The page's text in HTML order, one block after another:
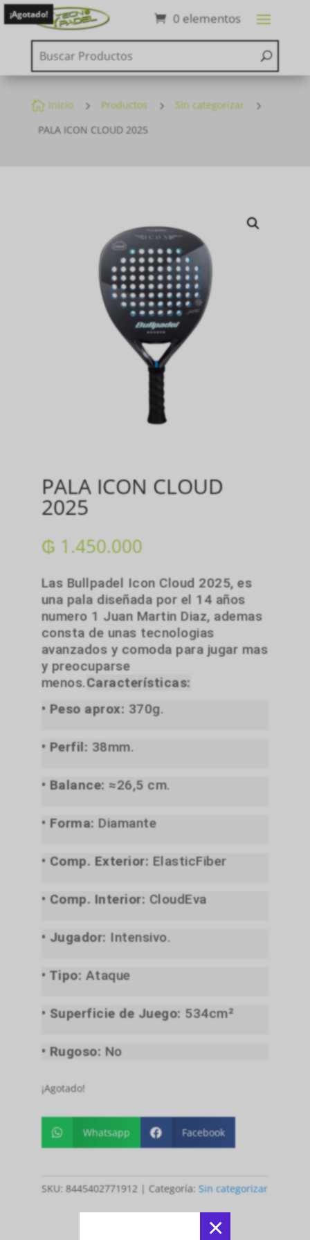
×
0 elementos
¡Agotado!
 Inicio 5 Productos 5 Sin categorizar 5
PALA ICON CLOUD 2025
PALA ICON CLOUD
2025
₲ 1.450.000
Las Bullpadel Icon Cloud 2025, es
una pala diseñada por el 14 años
numero 1 Juan Martin Diaz, ademas
consta de unas tecnologias
avanzados y comoda para jugar mas
y preocuparse
menos.Características:
• Peso aprox: 370g.
• Perfil: 38mm.
• Balance: ≈26,5 cm.
• Forma: Diamante
• Comp. Exterior: ElasticFiber
• Comp. Interior: CloudEva
• Jugador: Intensivo.
• Tipo: Ataque
• Superficie de Juego: 534cm²
• Rugoso: No
¡Agotado!
 Whatsapp  Facebook
SKU: 8445402771912 Categoría: Sin categorizar